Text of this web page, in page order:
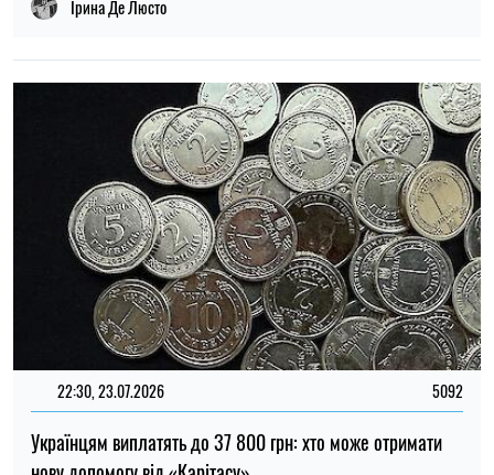
Олена Расенко
13:30, 03.08.2026 218
галузях працівникам платять найбільше